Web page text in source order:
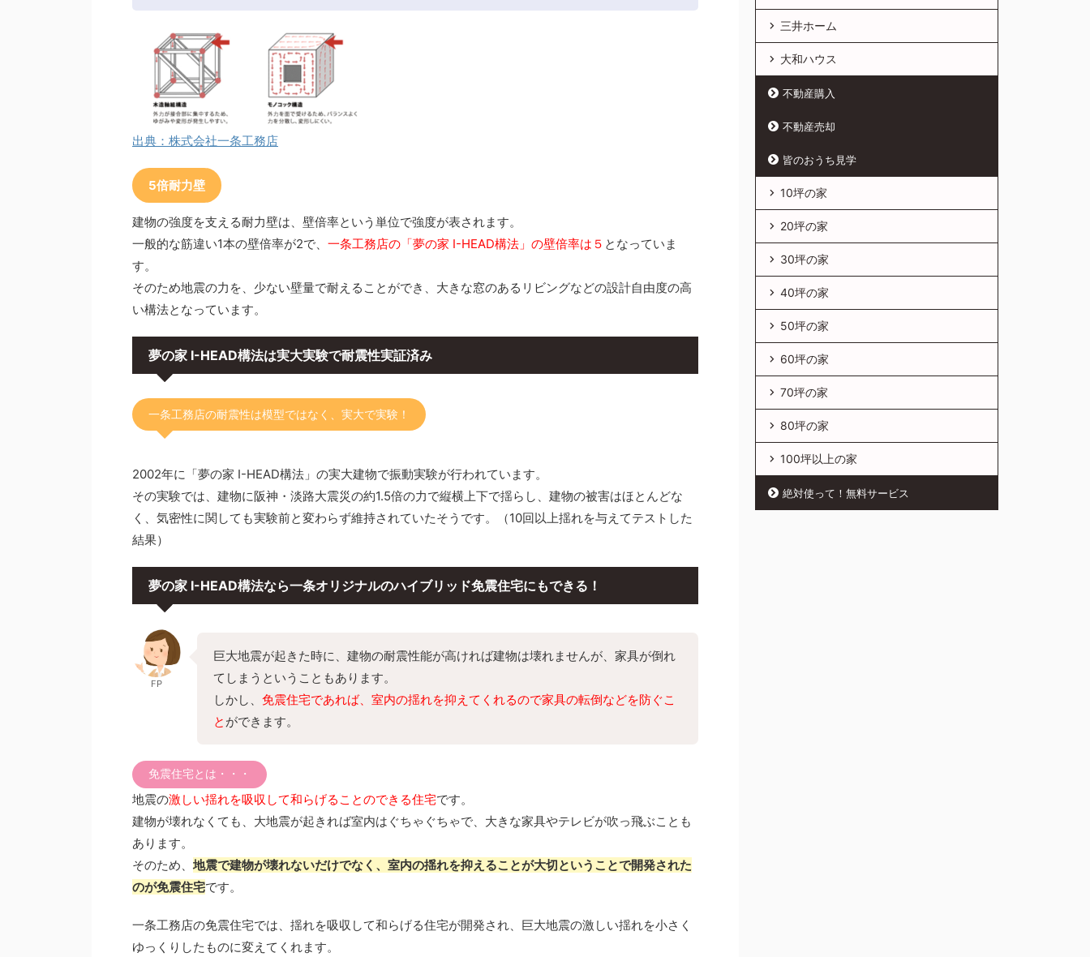
出典：株式会社一条工務店
5倍耐力壁
建物の強度を支える耐力壁は、壁倍率という単位で強度が表されます。
一般的な筋違い1本の壁倍率が2で、 一条工務店の「夢の家 I-HEAD構法」の壁倍率は５ となっていま
す。
そのため地震の力を、少ない壁量で耐えることができ、大きな窓のあるリビングなどの設計自由度の高
い構法となっています。
夢の家 I-HEAD構法は実大実験で耐震性実証済み
一条工務店の耐震性は模型ではなく、実大で実験！
2002年に「夢の家 I-HEAD構法」の実大建物で振動実験が行われています。
その実験では、建物に阪神・淡路大震災の約1.5倍の力で縦横上下で揺らし、建物の被害はほとんどな
く、気密性に関しても実験前と変わらず維持されていたそうです。（10回以上揺れを与えてテストした
結果）
夢の家 I-HEAD構法なら一条オリジナルのハイブリッド免震住宅にもできる！
FP
巨大地震が起きた時に、建物の耐震性能が高ければ建物は壊れませんが、家具が倒れ
てしまうということもあります。
しかし、 免震住宅であれば、室内の揺れを抑えてくれるので家具の転倒などを防ぐこ
と ができます。
免震住宅とは・・・
地震の激しい揺れを吸収して和らげることのできる住宅です。
建物が壊れなくても、大地震が起きれば室内はぐちゃぐちゃで、大きな家具やテレビが吹っ飛ぶことも
あります。
そのため、 地震で建物が壊れないだけでなく、室内の揺れを抑えることが大切ということで開発された
のが免震住宅です。
一条工務店の免震住宅では、揺れを吸収して和らげる住宅が開発され、巨大地震の激しい揺れを小さく
ゆっくりしたものに変えてくれます。
三井ホーム
大和ハウス
不動産購入
不動産売却
皆のおうち見学
10坪の家
20坪の家
30坪の家
40坪の家
50坪の家
60坪の家
70坪の家
80坪の家
100坪以上の家
絶対使って！無料サービス